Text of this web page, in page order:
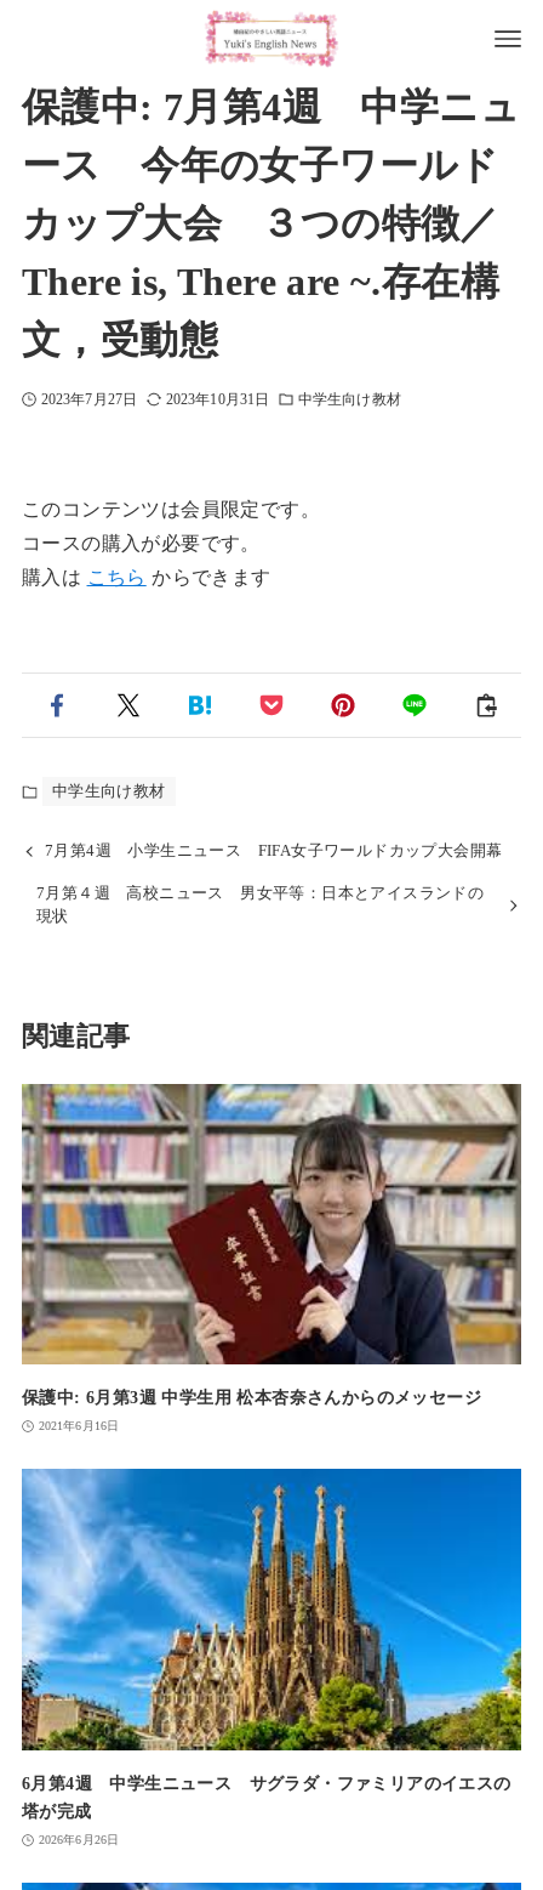
保護中: 7月第4週 中学ニュ
ース 今年の女子ワールド
カップ大会 ３つの特徴／
There is, There are ~.存在構
文，受動態
2023年7月27日 2023年10月31日 中学生向け教材
このコンテンツは会員限定です。
コースの購入が必要です。
購入は こちら からできます
中学生向け教材
7月第4週 小学生ニュース FIFA女子ワールドカップ大会開幕
7月第４週 高校ニュース 男女平等：日本とアイスランドの
現状
関連記事
保護中: 6月第3週 中学生用 松本杏奈さんからのメッセージ
2021年6月16日
6月第4週 中学生ニュース サグラダ・ファミリアのイエスの
塔が完成
2026年6月26日